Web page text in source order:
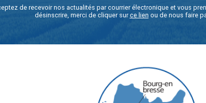
de recevoir nos actualités par courrier électronique et vous
désinscrire, merci de cliquer surce lien ou de nous faire